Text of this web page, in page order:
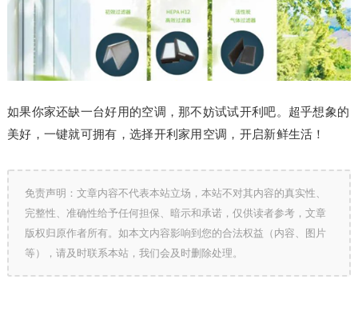
如果你家还缺一台好用的空调，那不妨试试开利吧。超乎想象的
美好，一键就可拥有，选择开利家用空调，开启新鲜生活！
免责声明：文章内容不代表本站立场，本站不对其内容的真实性、
完整性、准确性给予任何担保、暗示和承诺，仅供读者参考，文章
版权归原作者所有。如本文内容影响到您的合法权益（内容、图片
等），请及时联系本站，我们会及时删除处理。